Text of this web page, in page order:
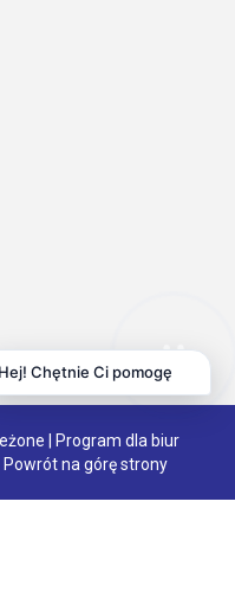
| Program dla biur
Powrót na górę strony
Hej! Chętnie Ci pomogę